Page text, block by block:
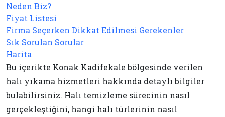
Neden Biz?
Fiyat Listesi
Firma Seçerken Dikkat Edilmesi Gerekenler
Sık Sorulan Sorular
Harita
Bu içerikte Konak Kadifekale bölgesinde verilen
halı yıkama hizmetleri hakkında detaylı bilgiler
bulabilirsiniz. Halı temizleme sürecinin nasıl
gerçekleştiğini, hangi halı türlerinin nasıl